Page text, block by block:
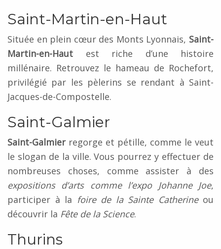
Saint-Martin-en-Haut
Située en plein cœur des Monts Lyonnais, Saint-
Martin-en-Haut est riche d’une histoire
millénaire. Retrouvez le hameau de Rochefort,
privilégié par les pèlerins se rendant à Saint-
Jacques-de-Compostelle.
Saint-Galmier
Saint-Galmierregorge et pétille, comme le veut
le slogan de la ville. Vous pourrez y effectuer de
nombreuses choses, comme assister à des
expositions d’arts comme l’expo Johanne Joe,
participer à la foire de la Sainte Catherineou
découvrir la Fête de la Science.
Thurins